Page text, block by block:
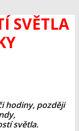
SVĚTLA
hodiny, později
světla.